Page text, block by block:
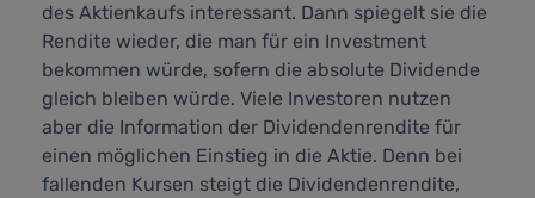
des Aktienkaufs interessant. Dann spiegelt sie die
Rendite wieder, die man für ein Investment
bekommen würde, sofern die absolute Dividende
gleich bleiben würde. Viele Investoren nutzen
aber die Information der Dividendenrendite für
einen möglichen Einstieg in die Aktie. Denn bei
fallenden Kursen steigt die Dividendenrendite,